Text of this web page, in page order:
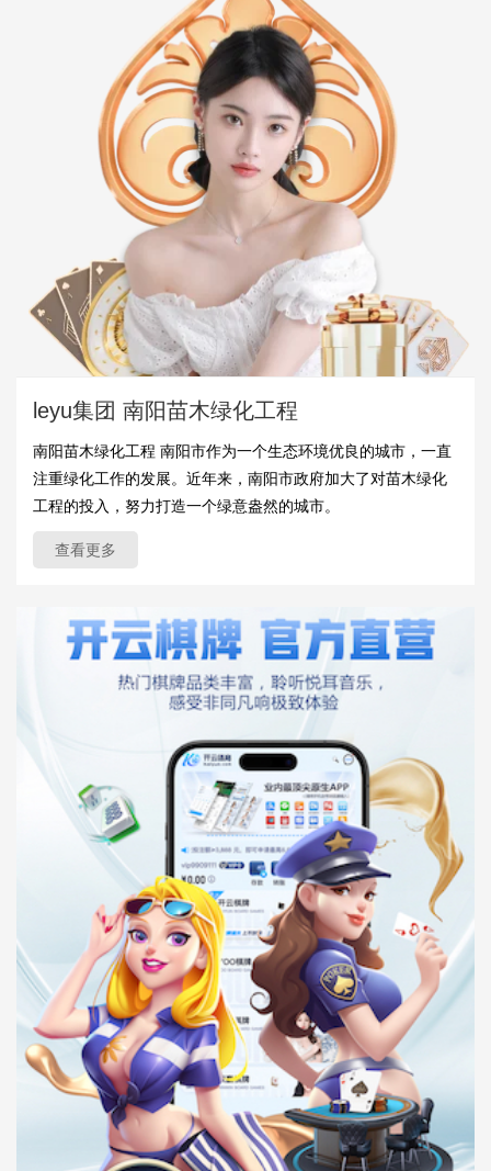
leyu集团 南阳苗木绿化工程
南阳苗木绿化工程 南阳市作为一个生态环境优良的城市，一直
注重绿化工作的发展。近年来，南阳市政府加大了对苗木绿化
工程的投入，努力打造一个绿意盎然的城市。
查看更多